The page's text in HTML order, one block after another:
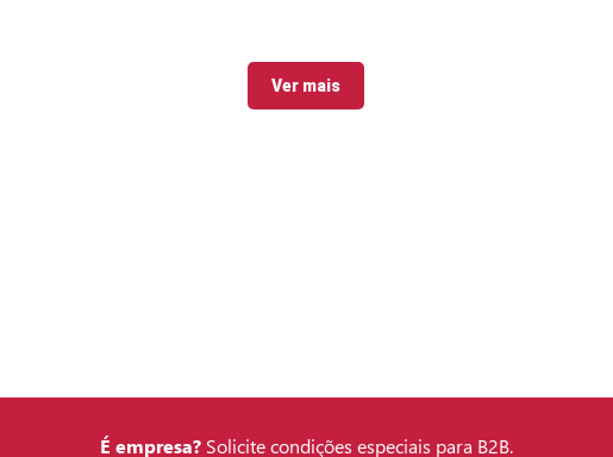
Ver mais
É empresa?Solicite condições especiais para B2B.